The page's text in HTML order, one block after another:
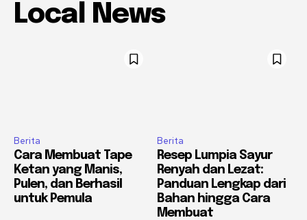
Local News
Berita
Cara Membuat Tape
Ketan yang Manis,
Pulen, dan Berhasil
untuk Pemula
Berita
Resep Lumpia Sayur
Renyah dan Lezat:
Panduan Lengkap dari
Bahan hingga Cara
Membuat